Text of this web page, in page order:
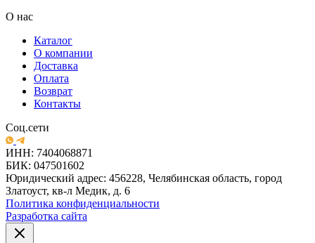
О нас
Каталог
О компании
Доставка
Оплата
Возврат
Контакты
Соц.сети
ИНН: 7404068871
БИК: 047501602
Юридический адрес: 456228, Челябинская область, город
Златоуст, кв-л Медик, д. 6
Политика конфиденциальности
Разработка сайта